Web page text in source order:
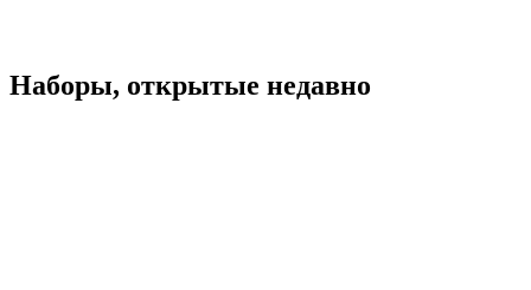
Наборы, открытые недавно